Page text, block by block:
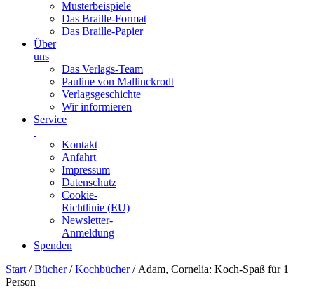
Musterbeispiele
Das Braille-Format
Das Braille-Papier
Über
uns
Das Verlags-Team
Pauline von Mallinckrodt
Verlagsgeschichte
Wir informieren
Service
Kontakt
Anfahrt
Impressum
Datenschutz
Cookie-
Richtlinie (EU)
Newsletter-
Anmeldung
Spenden
Skip
to
Start /Bücher/Kochbücher/ Adam, Cornelia: Koch-Spaß für 1
Person